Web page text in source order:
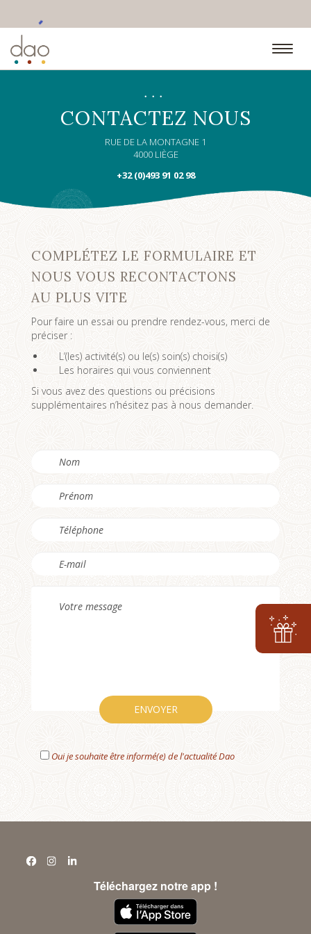
•••
CONTACTEZ NOUS
RUE DE LA MONTAGNE 1
4000 LIÈGE
+32 (0)493 91 02 98
COMPLÉTEZ LE FORMULAIRE ET
NOUS VOUS RECONTACTONS
AU PLUS VITE
Pour faire un essai ou prendre rendez-vous, merci de
préciser :
L’(les) activité(s) ou le(s) soin(s) choisi(s)
Les horaires qui vous conviennent
Si vous avez des questions ou précisions
supplémentaires n’hésitez pas à nous demander.
Oui je souhaite être informé(e) de l'actualité Dao
Téléchargez notre app !